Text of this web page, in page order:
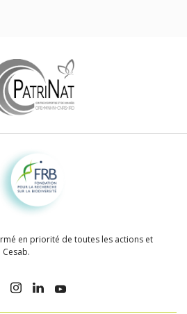
la biodiversité
en priorité de toutes les actions et